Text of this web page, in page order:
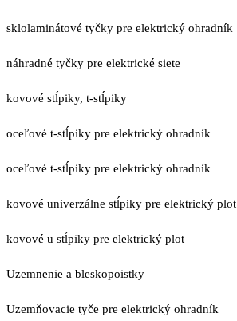
sklolaminátové tyčky pre elektrický ohradník
náhradné tyčky pre elektrické siete
kovové stĺpiky, t-stĺpiky
oceľové t-stĺpiky pre elektrický ohradník
oceľové t-stĺpiky pre elektrický ohradník
kovové univerzálne stĺpiky pre elektrický plot
kovové u stĺpiky pre elektrický plot
Uzemnenie a bleskopoistky
Uzemňovacie tyče pre elektrický ohradník